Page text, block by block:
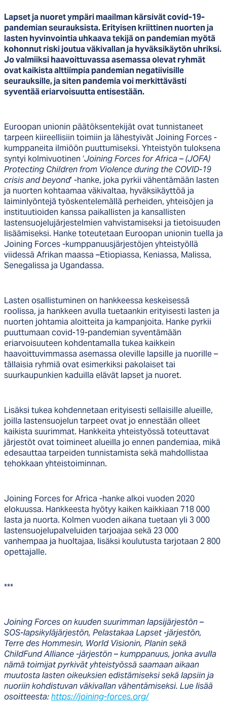
Lapset ja nuoret ympäri maailman kärsivät covid-19-
pandemian seurauksista. Erityisen kriittinen nuorten ja
lasten hyvinvointia uhkaava tekijä on pandemian myötä
kohonnut riski joutua väkivallan ja hyväksikäytön uhriksi.
Jo valmiiksi haavoittuvassa asemassa olevat ryhmät
ovat kaikista alttiimpia pandemian negatiivisille
seurauksille, ja siten pandemia voi merkittävästi
syventää eriarvoisuutta entisestään.
Euroopan unionin päätöksentekijät ovat tunnistaneet
tarpeen kiireellisiin toimiin ja lähestyivät Joining Forces -
kumppaneita ilmiöön puuttumiseksi. Yhteistyön tuloksena
syntyi kolmivuotinen ‘Joining Forces for Africa– (JOFA)
Protecting Children from Violence during the COVID-19
crisis and beyond’ -hanke, joka pyrkii vähentämään lasten
ja nuorten kohtaamaa väkivaltaa, hyväksikäyttöä ja
laiminlyöntejä työskentelemällä perheiden, yhteisöjen ja
instituutioiden kanssa paikallisten ja kansallisten
lastensuojelujärjestelmien vahvistamiseksi ja tietoisuuden
lisäämiseksi. Hanke toteutetaan Euroopan unionin tuella ja
Joining Forces -kumppanuusjärjestöjen yhteistyöllä
viidessä Afrikan maassa –Etiopiassa, Keniassa, Malissa,
Senegalissa ja Ugandassa.
Lasten osallistuminen on hankkeessa keskeisessä
roolissa, ja hankkeen avulla tuetaankin erityisesti lasten ja
nuorten johtamia aloitteita ja kampanjoita. Hanke pyrkii
puuttumaan covid-19-pandemian syventämään
eriarvoisuuteen kohdentamalla tukea kaikkein
haavoittuvimmassa asemassa oleville lapsille ja nuorille –
tällaisia ryhmiä ovat esimerkiksi pakolaiset tai
suurkaupunkien kaduilla elävät lapset ja nuoret.
Lisäksi tukea kohdennetaan erityisesti sellaisille alueille,
joilla lastensuojelun tarpeet ovat jo ennestään olleet
kaikista suurimmat. Hankkeita yhteistyössä toteuttavat
järjestöt ovat toimineet alueilla jo ennen pandemiaa, mikä
edesauttaa tarpeiden tunnistamista sekä mahdollistaa
tehokkaan yhteistoiminnan.
Joining Forces for Africa -hanke alkoi vuoden 2020
elokuussa. Hankkeesta hyötyy kaiken kaikkiaan 718 000
lasta ja nuorta. Kolmen vuoden aikana tuetaan yli 3 000
lastensuojelupalveluiden tarjoajaa sekä 23 000
vanhempaa ja huoltajaa, lisäksi koulutusta tarjotaan 2 800
opettajalle.
***
Joining Forces on kuuden suurimman lapsijärjestön–
SOS-lapsikyläjärjestön, Pelastakaa Lapset -järjestön,
Terre des Hommesin, World Visionin, Planin sekä
ChildFund Alliance -järjestön–kumppanuus, jonka avulla
nämä toimijat pyrkivät yhteistyössä saamaan aikaan
muutosta lasten oikeuksien edistämiseksi sekä lapsiin ja
nuoriin kohdistuvan väkivallan vähentämiseksi. Lue lisää
osoitteesta:https://joining-forces.org/